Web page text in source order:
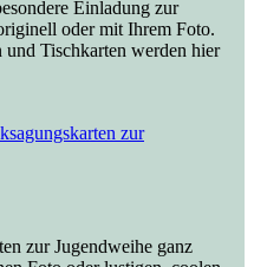
Einladung zur
oder mit Ihrem Foto.
und Tischkarten werden hier
zur Jugendweihe ganz